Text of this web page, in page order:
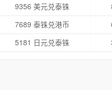
9356 美元兑泰铢
7689 泰铢兑港币
5181 日元兑泰铢